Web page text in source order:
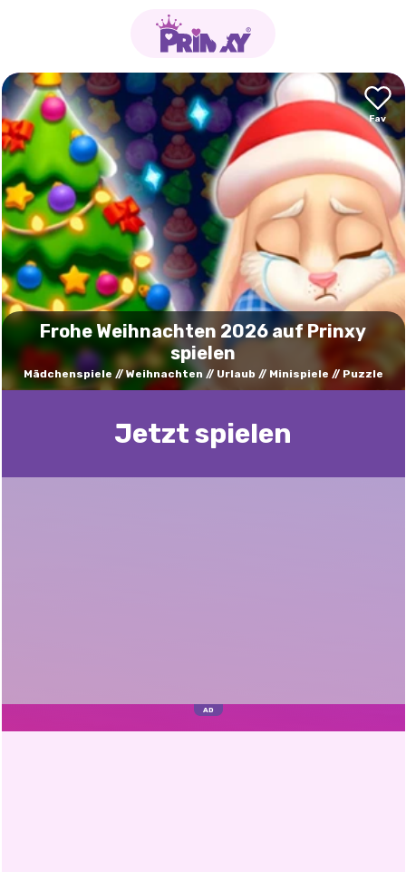
Frohe Weihnachten 2026 auf Prinxy
spielen
Mädchenspiele Weihnachten Urlaub Minispiele Puzzle
Jetzt spielen